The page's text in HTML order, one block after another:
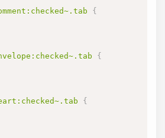
:checked~ .tab
{
:checked~ .tab
{
:checked~ .tab
{